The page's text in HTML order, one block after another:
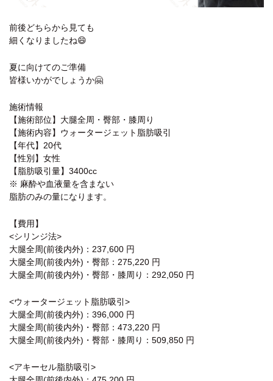
前後どちらから見ても
細くなりましたね😄
夏に向けてのご準備
皆様いかがでしょうか🤗
施術情報
【施術部位】大腿全周・臀部・膝周り
【施術内容】ウォータージェット脂肪吸引
【年代】20代
【性別】女性
【脂肪吸引量】3400cc
※ 麻酔や血液量を含まない
脂肪のみの量になります。
【費用】
<シリンジ法>
大腿全周(前後内外)：237,600 円
大腿全周(前後内外)・臀部：275,220 円
大腿全周(前後内外)・臀部・膝周り：292,050 円
<ウォータージェット脂肪吸引>
大腿全周(前後内外)：396,000 円
大腿全周(前後内外)・臀部：473,220 円
大腿全周(前後内外)・臀部・膝周り：509,850 円
<アキーセル脂肪吸引>